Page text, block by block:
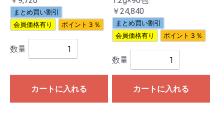
まとめ買い割引
会員価格有り
ポイント３％
数量
カートに入れる
￥24,840
まとめ買い割引
会員価格有り
ポイント３％
数量
カートに入れる